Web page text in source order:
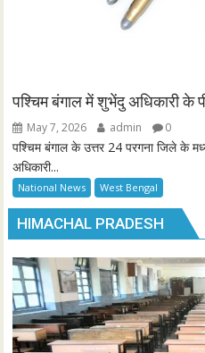
पश्चिम बंगाल में शुभेंदु अधिकारी के
May 7, 2026 admin 0
पश्चिम बंगाल के उत्तर 24 परगना जिले के
अधिकारी...
National News West Bengal
HIMACHAL PRADESH